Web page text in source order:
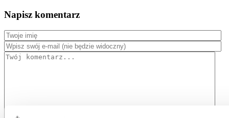
Napisz komentarz